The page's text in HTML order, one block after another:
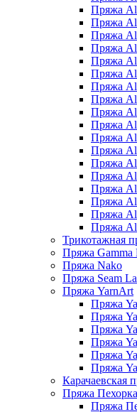
Пряжа
Пряжа
Пряжа
Пряжа
Пряжа
Пряжа
Пряжа
Пряжа
Пряжа
Пряжа
Пряжа
Пряжа
Пряжа
Пряжа
Пряжа
Пряжа
Пряжа
Пряжа
Трикотажная
Пряжа Gamma
Пряжа Nako
Пряжа Seam
Пряжа YarnArt
Пряжа
Пряжа
Пряжа
Пряжа
Пряжа
Пряжа
Карачаевская
Пряжа Пехорка
Пряжа